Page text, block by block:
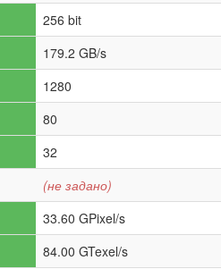
256 bit
179.2 GB/s
1280
80
32
(не задано)
33.60 GPixel/s
84.00 GTexel/s